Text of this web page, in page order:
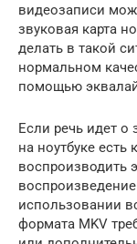
видеозаписи
звуковая карта
делать в такой
нормальном
помощью
Если речь идет о
на ноутбуке
воспроизводить
использовании
формата MKV